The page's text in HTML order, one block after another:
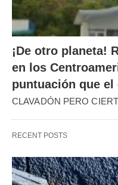
¡De otro planeta!
en los
puntuación que
CLAVADÓN PERO
RECENT POSTS